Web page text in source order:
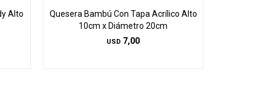
Alto
Quesera Bambú Con Tapa Acrílico Alto
10cm x Diámetro 20cm
USD 7,00